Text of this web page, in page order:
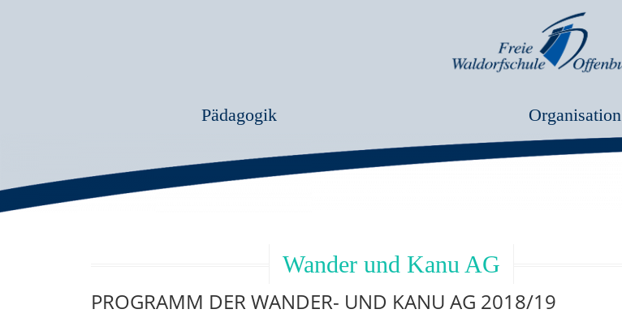
Pädagogik Organisation
Wander und Kanu AG
PROGRAMM DER WANDER- UND KANU AG 2018/19